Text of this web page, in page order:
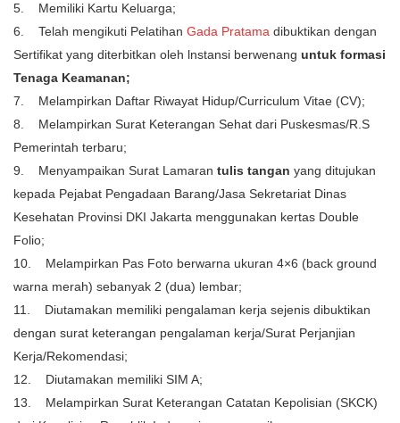
5. Memiliki Kartu Keluarga;
6. Telah mengikuti Pelatihan Gada Pratama dibuktikan dengan
Sertifikat yang diterbitkan oleh lnstansi berwenang untuk formasi
Tenaga Keamanan;
7. Melampirkan Daftar Riwayat Hidup/Curriculum Vitae (CV);
8. Melampirkan Surat Keterangan Sehat dari Puskesmas/R.S
Pemerintah terbaru;
9. Menyampaikan Surat Lamaran tulis tangan yang ditujukan
kepada Pejabat Pengadaan Barang/Jasa Sekretariat Dinas
Kesehatan Provinsi DKI Jakarta menggunakan kertas Double
Folio;
10. Melampirkan Pas Foto berwarna ukuran 4×6 (back ground
warna merah) sebanyak 2 (dua) lembar;
11. Diutamakan memiliki pengalaman kerja sejenis dibuktikan
dengan surat keterangan pengalaman kerja/Surat Perjanjian
Kerja/Rekomendasi;
12. Diutamakan memiliki SIM A;
13. Melampirkan Surat Keterangan Catatan Kepolisian (SKCK)